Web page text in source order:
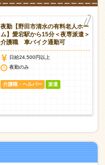
夜勤【野田市清水の有料老人ホー
ム】愛宕駅から15分＜夜専派遣＞
介護職 車バイク通勤可
日給24,500円以上
夜勤のみ
介護職・ヘルパー 派遣